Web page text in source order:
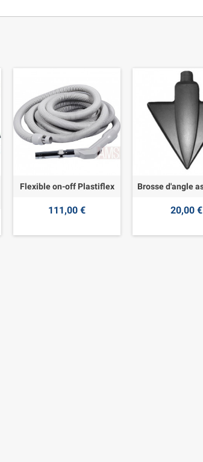
Flexible on-off Plastiflex
111,00 €
Brosse d'angle
20,00 €